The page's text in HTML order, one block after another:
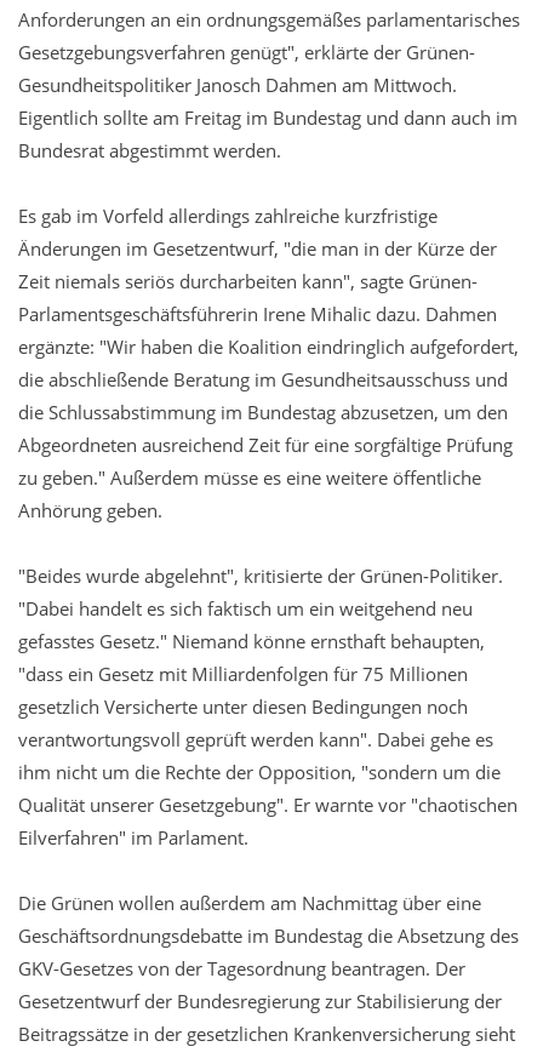
Anforderungen an ein ordnungsgemäßes parlamentarisches
Gesetzgebungsverfahren genügt", erklärte der Grünen-
Gesundheitspolitiker Janosch Dahmen am Mittwoch.
Eigentlich sollte am Freitag im Bundestag und dann auch im
Bundesrat abgestimmt werden.
Es gab im Vorfeld allerdings zahlreiche kurzfristige
Änderungen im Gesetzentwurf, "die man in der Kürze der
Zeit niemals seriös durcharbeiten kann", sagte Grünen-
Parlamentsgeschäftsführerin Irene Mihalic dazu. Dahmen
ergänzte: "Wir haben die Koalition eindringlich aufgefordert,
die abschließende Beratung im Gesundheitsausschuss und
die Schlussabstimmung im Bundestag abzusetzen, um den
Abgeordneten ausreichend Zeit für eine sorgfältige Prüfung
zu geben." Außerdem müsse es eine weitere öffentliche
Anhörung geben.
"Beides wurde abgelehnt", kritisierte der Grünen-Politiker.
"Dabei handelt es sich faktisch um ein weitgehend neu
gefasstes Gesetz." Niemand könne ernsthaft behaupten,
"dass ein Gesetz mit Milliardenfolgen für 75 Millionen
gesetzlich Versicherte unter diesen Bedingungen noch
verantwortungsvoll geprüft werden kann". Dabei gehe es
ihm nicht um die Rechte der Opposition, "sondern um die
Qualität unserer Gesetzgebung". Er warnte vor "chaotischen
Eilverfahren" im Parlament.
Die Grünen wollen außerdem am Nachmittag über eine
Geschäftsordnungsdebatte im Bundestag die Absetzung des
GKV-Gesetzes von der Tagesordnung beantragen. Der
Gesetzentwurf der Bundesregierung zur Stabilisierung der
Beitragssätze in der gesetzlichen Krankenversicherung sieht